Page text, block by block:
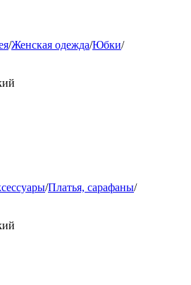
/Женская одежда/Юбки/
/Платья, сарафаны/